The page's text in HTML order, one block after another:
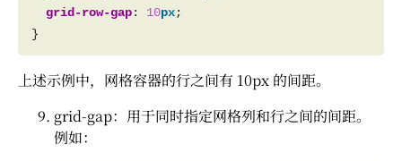
grid-row-gap: 10px
上述示例中，网格容器的行之间有 10px 的间距。
grid-gap：用于同时指定网格列和行之间的间距。
例如：